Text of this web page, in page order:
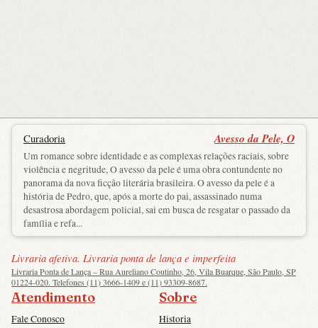
Curadoria Avesso da Pele, O
Um romance sobre identidade e as complexas relações raciais, sobre
violência e negritude, O avesso da pele é uma obra contundente no
panorama da nova ficção literária brasileira. O avesso da pele é a
história de Pedro, que, após a morte do pai, assassinado numa
desastrosa abordagem policial, sai em busca de resgatar o passado da
família e refa...
Livraria afetiva. Livraria ponta de lança e imperfeita
Livraria Ponta de Lança – Rua Aureliano Coutinho, 26, Vila Buarque, São Paulo, SP
01224-020. Telefones (11) 3666-1409 e (11) 93309-8687.
Atendimento
Fale Conosco
Sobre
Historia